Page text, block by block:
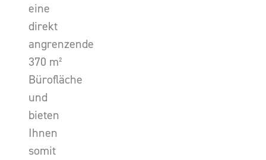
eine
direkt
angrenzende
370 m²
Bürofläche
und
bieten
Ihnen
somit